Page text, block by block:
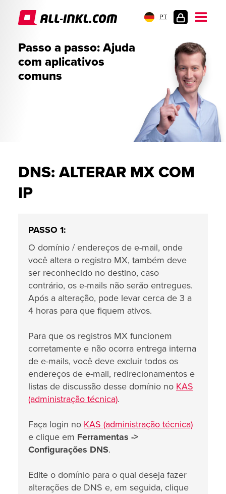
PT
DO
CLIENTE
Passo a passo: Ajuda
com aplicativos
comuns
DNS: ALTERAR MX COM
IP
PASSO 1:
O domínio / endereços de e-mail, onde
você altera o registro MX, também deve
ser reconhecido no destino, caso
contrário, os e-mails não serão entregues.
Após a alteração, pode levar cerca de 3 a
4 horas para que fiquem ativos.
Para que os registros MX funcionem
corretamente e não ocorra entrega interna
de e-mails, você deve excluir todos os
endereços de e-mail, redirecionamentos e
listas de discussão desse domínio no KAS
(administração técnica).
Faça login no KAS (administração técnica)
e clique em Ferramentas ->
Configurações DNS.
Edite o domínio para o qual deseja fazer
alterações de DNS e, em seguida, clique